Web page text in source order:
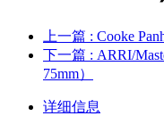
上一篇 : Cooke
下一篇 : ARRI/
75mm）
详细信息